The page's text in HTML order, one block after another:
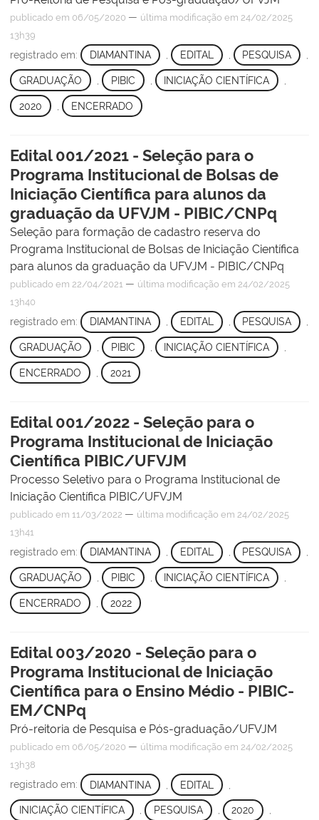
publicado em 06/05/2020 — última modificação em 24/02/2025
13h39
registrado em: DIAMANTINA EDITAL PESQUISA
GRADUAÇÃO PIBIC INICIAÇÃO CIENTÍFICA
2020 ENCERRADO
Edital 001/2021 - Seleção para o
Programa Institucional de Bolsas de
Iniciação Científica para alunos da
graduação da UFVJM - PIBIC/CNPq
Seleção para formação de cadastro reserva do
Programa Institucional de Bolsas de Iniciação Científica
para alunos da graduação da UFVJM - PIBIC/CNPq
publicado em 22/04/2021 — última modificação em 24/02/2025
13h40
registrado em: DIAMANTINA , EDITAL , PESQUISA ,
GRADUAÇÃO PIBIC INICIAÇÃO CIENTÍFICA
ENCERRADO 2021
Edital 001/2022 - Seleção para o
Programa Institucional de Iniciação
Científica PIBIC/UFVJM
Processo Seletivo para o Programa Institucional de
Iniciação Científica PIBIC/UFVJM
publicado em 11/03/2022 — última modificação em 24/02/2025
13h41
registrado em: DIAMANTINA , EDITAL , PESQUISA ,
GRADUAÇÃO PIBIC INICIAÇÃO CIENTÍFICA
ENCERRADO 2022
Edital 003/2020 - Seleção para o
Programa Institucional de Iniciação
Científica para o Ensino Médio - PIBIC-
EM/CNPq
Pró-reitoria de Pesquisa e Pós-graduação/UFVJM
publicado em 06/05/2020 — última modificação em 24/02/2025
13h38
registrado em: DIAMANTINA EDITAL
INICIAÇÃO CIENTÍFICA , PESQUISA , 2020 ,